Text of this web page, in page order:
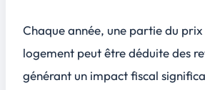
Chaque année, une partie du
logement peut être déduite des
générant un impact fiscal